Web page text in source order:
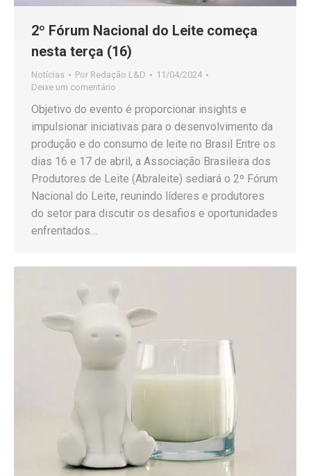
2º Fórum Nacional do Leite começa
nesta terça (16)
Notícias Por Redação L&D
11/04/2024
Deixe um comentário
Objetivo do evento é proporcionar insights e
impulsionar iniciativas para o desenvolvimento da
produção e do consumo de leite no Brasil Entre os
dias 16 e 17 de abril, a Associação Brasileira dos
Produtores de Leite (Abraleite) sediará o 2º Fórum
Nacional do Leite, reunindo líderes e produtores
do setor para discutir os desafios e oportunidades
enfrentados…